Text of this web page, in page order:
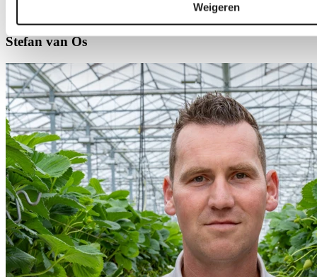
Weigeren
Stefan van Os